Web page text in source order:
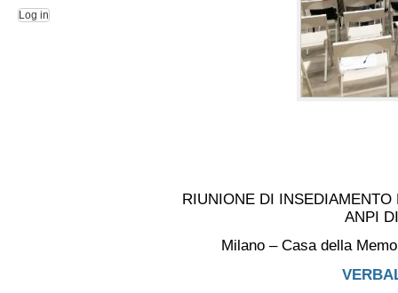
Log in
RIUNIONE DI
ANPI
Milano – Casa della